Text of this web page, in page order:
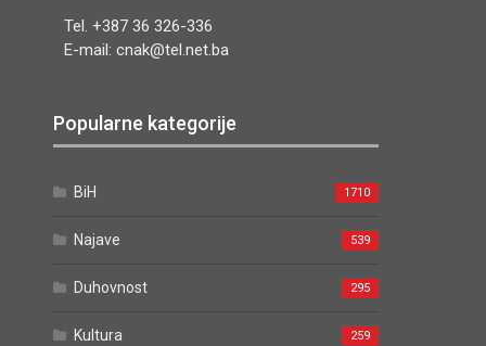
Tel. +387 36 326-336
E-mail: cnak@tel.net.ba
Popularne kategorije
BiH 1710
Najave 539
Duhovnost 295
Kultura 259